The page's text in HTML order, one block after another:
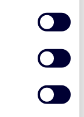
focus gaat
de volgende
21-10, #2-